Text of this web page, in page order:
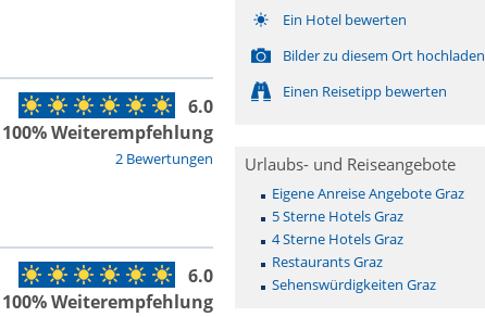
2 Bewertungen
6.0
100% Weiterempfehlung
6.0
100% Weiterempfehlung
Ein Hotel bewerten
Bilder zu diesem Ort hochladen
Einen Reisetipp bewerten
Urlaubs- und Reiseangebote
Eigene Anreise Angebote Graz
5 Sterne Hotels Graz
4 Sterne Hotels Graz
Restaurants Graz
Sehenswürdigkeiten Graz